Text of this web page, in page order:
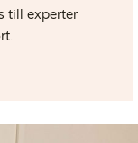
till experter